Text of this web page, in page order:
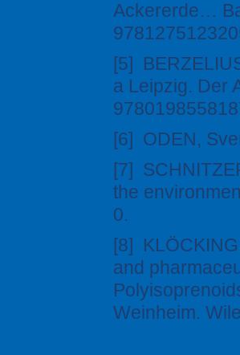
Ackererde…
[5]
a Leipzig. Der
[6] ODEN,
[7]
the
0.
[8]
and
Weinheim.